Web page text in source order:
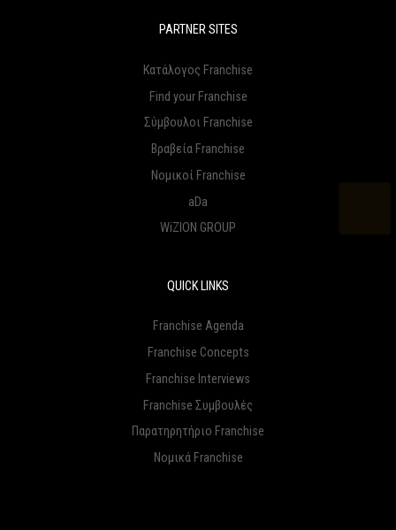
PARTNER SITES
Κατάλογος Franchise
Find your Franchise
Σύμβουλοι Franchise
Βραβεία Franchise
Νομικοί Franchise
aDa
WiZION GROUP
QUICK LINKS
Franchise Agenda
Franchise Concepts
Franchise Interviews
Franchise Συμβουλές
Παρατηρητήριο Franchise
Νομικά Franchise